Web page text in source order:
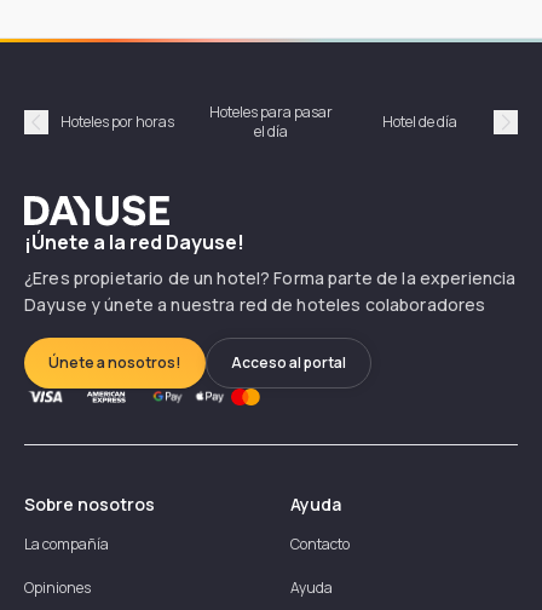
Précédent
Hoteles por horas
Hoteles para pasar
el día
Hotel de día
Dayuse
¡Únete a la red Dayuse!
¿Eres propietario de un hotel? Forma parte de la experiencia
Dayuse y únete a nuestra red de hoteles colaboradores
Únete a nosotros! Acceso al portal
Sobre nosotros
La compañía
Opiniones
Ayuda
Contacto
Ayuda